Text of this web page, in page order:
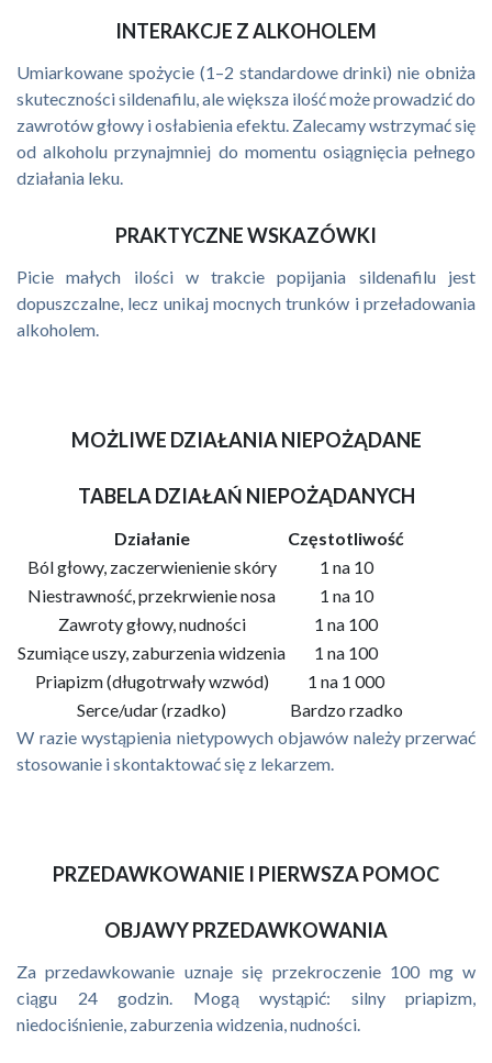
INTERAKCJE Z ALKOHOLEM
Umiarkowane spożycie (1–2 standardowe drinki) nie obniża
skuteczności sildenafilu, ale większa ilość może prowadzić do
zawrotów głowy i osłabienia efektu. Zalecamy wstrzymać się
od alkoholu przynajmniej do momentu osiągnięcia pełnego
działania leku.
PRAKTYCZNE WSKAZÓWKI
Picie małych ilości w trakcie popijania sildenafilu jest
dopuszczalne, lecz unikaj mocnych trunków i przeładowania
alkoholem.
MOŻLIWE DZIAŁANIA NIEPOŻĄDANE
TABELA DZIAŁAŃ NIEPOŻĄDANYCH
Działanie
Częstotliwość
Ból głowy, zaczerwienienie skóry
1 na 10
Niestrawność, przekrwienie nosa
1 na 10
Zawroty głowy, nudności
1 na 100
Szumiące uszy, zaburzenia widzenia
1 na 100
Priapizm (długotrwały wzwód)
1 na 1 000
Serce/udar (rzadko)
Bardzo rzadko
W razie wystąpienia nietypowych objawów należy przerwać
stosowanie i skontaktować się z lekarzem.
PRZEDAWKOWANIE I PIERWSZA POMOC
OBJAWY PRZEDAWKOWANIA
Za przedawkowanie uznaje się przekroczenie 100 mg w
ciągu 24 godzin. Mogą wystąpić: silny priapizm,
niedociśnienie, zaburzenia widzenia, nudności.